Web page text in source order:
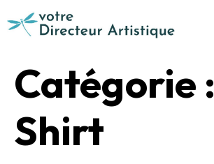
Catégorie :
Shirt